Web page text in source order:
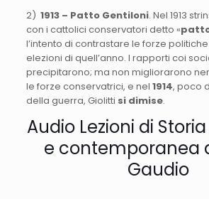
2) 1913 – Patto Gentiloni. Nel 1913
con i cattolici conservatori detto «
l’intento di contrastare le forze
elezioni di quell’anno. I rapporti coi
precipitarono; ma non migliorarono
le forze conservatrici, e nel 1914, poco
della guerra, Giolitti si dimise.
Audio Lezioni di
e contemporanea
Gaudio